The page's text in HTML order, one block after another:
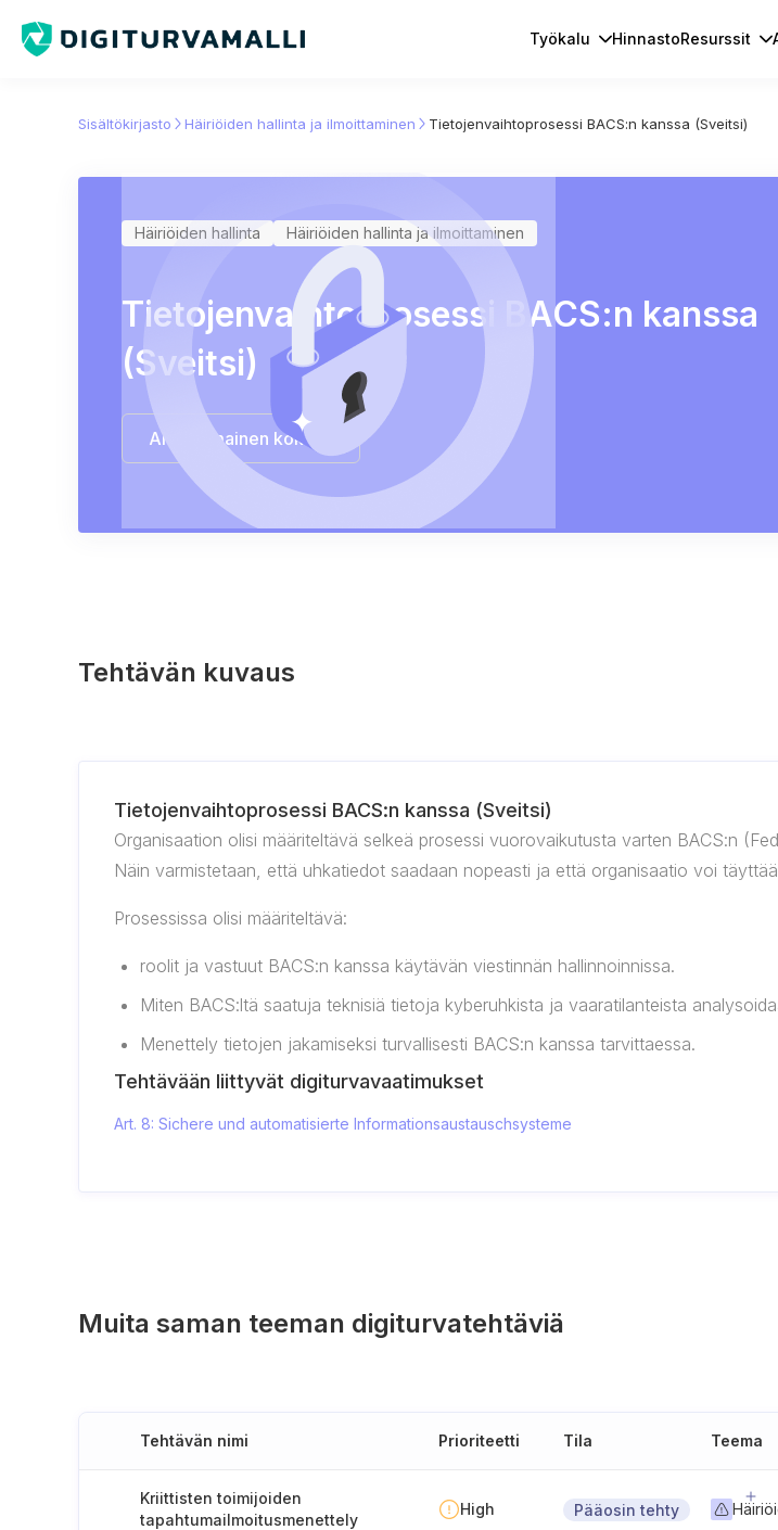
Työkalu HinnastoResurssit
Sisältökirjasto Häiriöiden hallinta ja ilmoittaminen Tietojenvaihtoprosessi BACS:n kanssa (Sveitsi)
Häiriöiden hallinta Häiriöiden hallinta ja ilmoittaminen
Tietojenvaihtoprosessi BACS:n kanssa
(Sveitsi)
Aloita ilmainen kokeilu
Tehtävän kuvaus
Tietojenvaihtoprosessi BACS:n kanssa (Sveitsi)
Organisaation olisi määriteltävä selkeä prosessi vuorovaikutusta varten BACS:n
Näin varmistetaan, että uhkatiedot saadaan nopeasti ja että organisaatio voi
Prosessissa olisi määriteltävä:
roolit ja vastuut BACS:n kanssa käytävän viestinnän hallinnoinnissa.
Miten BACS:ltä saatuja teknisiä tietoja kyberuhkista ja vaaratilanteista
Menettely tietojen jakamiseksi turvallisesti BACS:n kanssa tarvittaessa.
Tehtävään liittyvät digiturvavaatimukset
Art. 8: Sichere und automatisierte Informationsaustauschsysteme
Muita saman teeman digiturvatehtäviä
Tehtävän nimi Prioriteetti Tila Teema
Kriittisten toimijoiden
tapahtumailmoitusmenettely
High Pääosin tehty